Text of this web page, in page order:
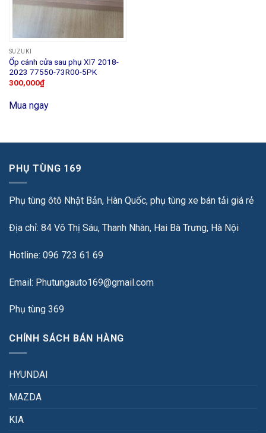
SUZUKI
Ốp cánh cửa sau phụ Xl7 2018-
2023 77550-73R00-5PK
300,000₫
Mua ngay
PHỤ TÙNG 169
Phụ tùng ôtô Nhật Bản, Hàn Quốc, phụ tùng xe bán tải giá rẻ
Địa chỉ: 84 Võ Thị Sáu, Thanh Nhàn, Hai Bà Trưng, Hà Nội
Hotline: 096 723 61 69
Email: Phutungauto169@gmail.com
Phụ tùng 369
CHÍNH SÁCH BÁN HÀNG
HYUNDAI
MAZDA
KIA